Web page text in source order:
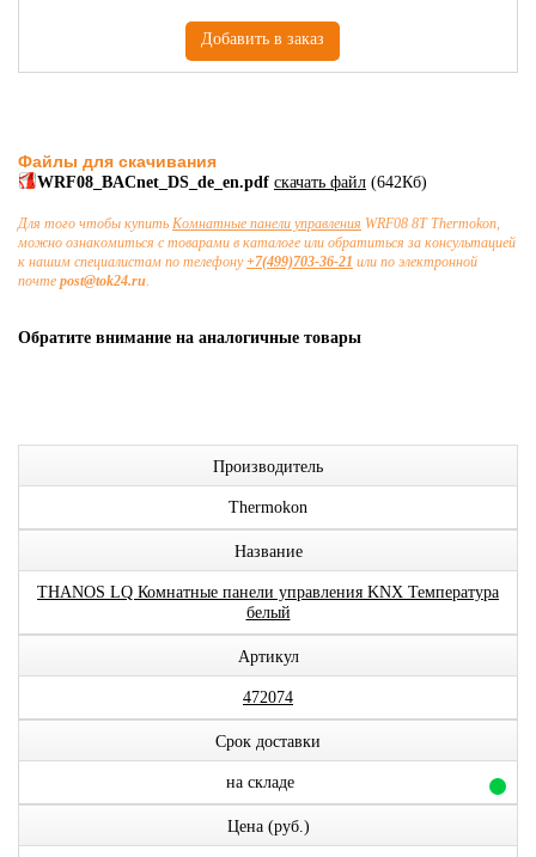
Файлы для скачивания
WRF08_BACnet_DS_de_en.pdf скачать файл (642Кб)
Для того чтобы купить Комнатные панели управления WRF08 8T Thermokon,
можно ознакомиться с товарами в каталоге или обратиться за консультацией
к нашим специалистам по телефону+7(499)703-36-21 или по электронной
почте post@tok24.ru.
Обратите внимание на аналогичные товары
Производитель
Thermokon
Название
THANOS LQ Комнатные панели управления KNX Температура
белый
Артикул
472074
Срок доставки
на складе
Цена (руб.)